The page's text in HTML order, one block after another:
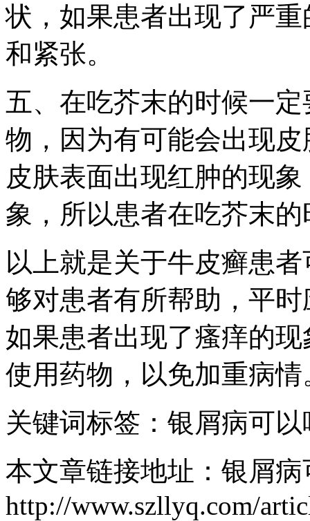
状，如果患者出现了严
和紧张。
五、在吃芥末的时候一
物，因为有可能会出现
皮肤表面出现红肿的现
象，所以患者在吃芥末
以上就是关于牛皮癣患
够对患者有所帮助，平
如果患者出现了瘙痒的
使用药物，以免加重病情
关键词标签：银屑病可
本文章链接地址：银屑
http://www.szllyq.com/